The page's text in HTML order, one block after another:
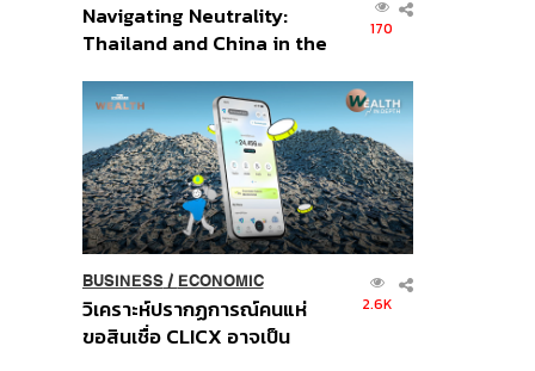
Navigating Neutrality:
Thailand and China in the
Order
170
BUSINESS/ ECONOMIC
วิเคราะห์ปรากฏการณ์คนแห่
ขอสินเชื่อ CLICX อาจเป็น
2.6K